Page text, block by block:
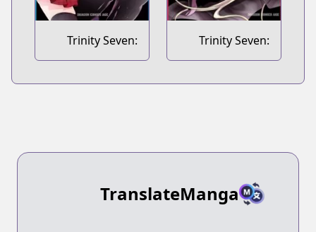
Trinity Seven:
Liese Chronicle
Trinity Seven:
Seven Days
TranslateManga